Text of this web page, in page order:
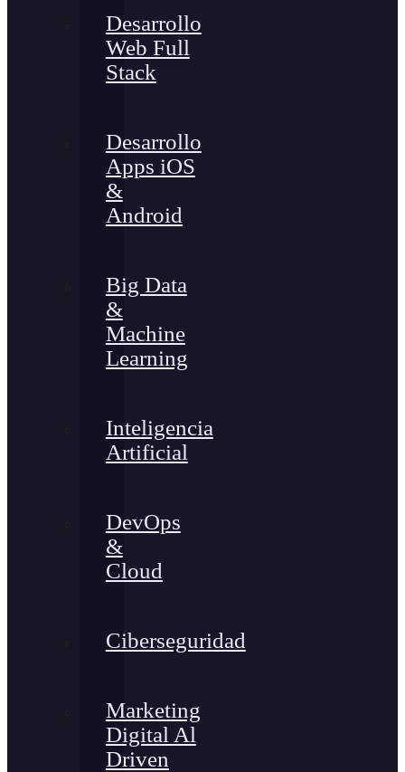
Desarrollo
Web Full
Stack
Desarrollo
Apps iOS
&
Android
Big Data
&
Machine
Learning
Inteligencia
Artificial
DevOps
&
Cloud
Ciberseguridad
Marketing
Digital Al
Driven